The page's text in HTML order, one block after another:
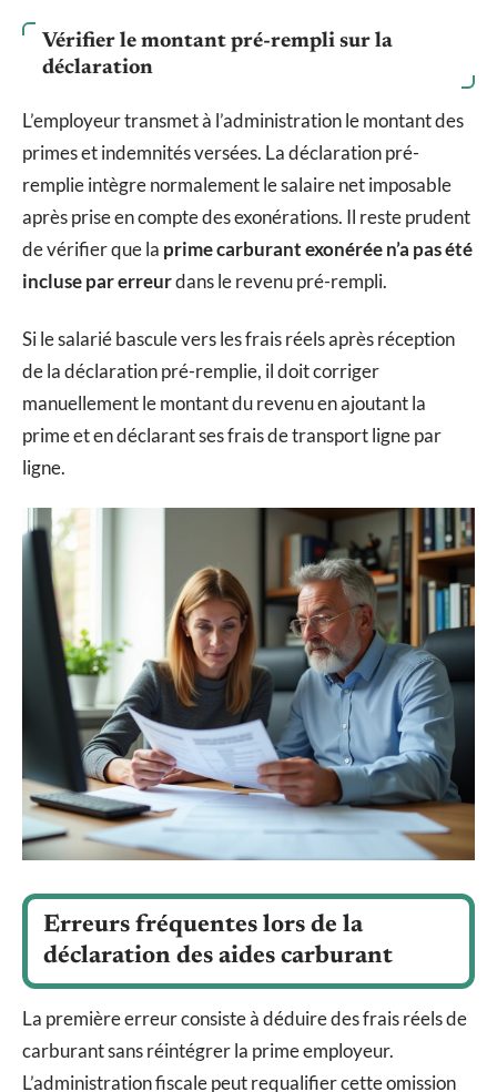
Vérifier le montant pré-rempli sur la
déclaration
L’employeur transmet à l’administration le montant des
primes et indemnités versées. La déclaration pré-
remplie intègre normalement le salaire net imposable
après prise en compte des exonérations. Il reste prudent
de vérifier que la prime carburant exonérée n’a pas été
incluse par erreurdans le revenu pré-rempli.
Si le salarié bascule vers les frais réels après réception
de la déclaration pré-remplie, il doit corriger
manuellement le montant du revenu en ajoutant la
prime et en déclarant ses frais de transport ligne par
ligne.
Erreurs fréquentes lors de la
déclaration des aides carburant
La première erreur consiste à déduire des frais réels de
carburant sans réintégrer la prime employeur.
L’administration fiscale peut requalifier cette omission